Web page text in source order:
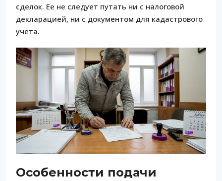
сделок. Ее не следует путать ни с налоговой
декларацией, ни с документом для кадастрового
учета.
Особенности подачи